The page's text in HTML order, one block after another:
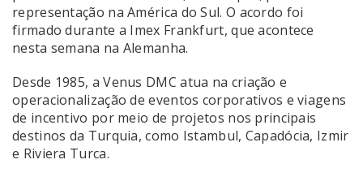
representação na América do Sul. O acordo foi
firmado durante a Imex Frankfurt, que acontece
nesta semana na Alemanha.
Desde 1985, a Venus DMC atua na criação e
operacionalização de eventos corporativos e viagens
de incentivo por meio de projetos nos principais
destinos da Turquia, como Istambul, Capadócia, Izmir
e Riviera Turca.